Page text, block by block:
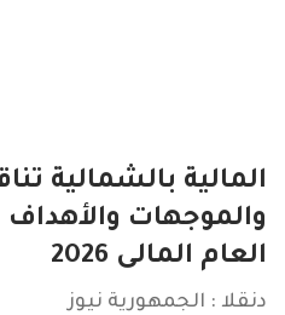
المالية بالشمالية
والموجهات والأهداف
العام المالى 2026
دنقلا : الجمهورية نيوز